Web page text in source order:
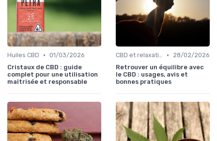
Huiles CBD • 01/03/2026
Cristaux de CBD : guide
complet pour une utilisation
maîtrisée et responsable
CBD et relaxation •
28/02/2026
Retrouver un équilibre avec
le CBD : usages, avis et
bonnes pratiques